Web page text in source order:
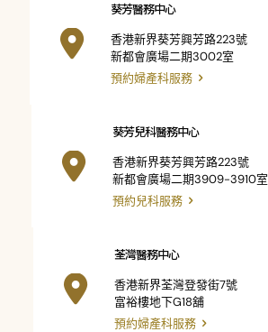
葵芳醫務中心
香港新界葵芳興芳路223號
新都會廣場二期3002室
預約婦產科服務
葵芳兒科醫務中心
香港新界葵芳興芳路223號
新都會廣場二期3909-3910室
預約兒科服務
荃灣醫務中心
香港新界荃灣登發街7號
富裕樓地下G18舖
預約婦產科服務